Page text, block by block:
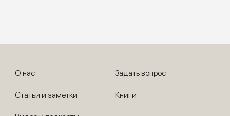
О нас
Статьи и заметки
Задать вопрос
Книги